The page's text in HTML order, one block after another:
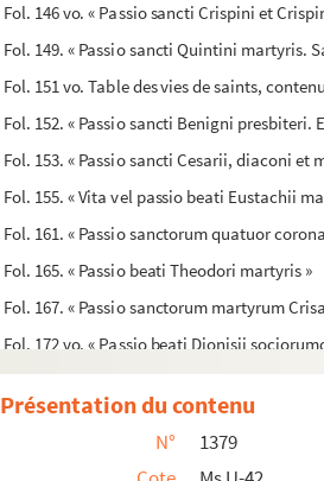
Fol. 146 vo. « Passio sancti Crispini et
Fol. 149. « Passio sancti Quintini martyris.
Fol. 151 vo. Table des vies de saints,
Fol. 152. « Passio sancti Benigni
Fol. 153. « Passio sancti Cesarii, diaconi
Fol. 155. « Vita vel passio beati Eustachii
Fol. 161. « Passio sanctorum quatuor
Fol. 165. « Passio beati Theodori martyris »
Fol. 167. « Passio sanctorum martyrum
Fol. 172 vo. « Passio beati Dionisii
Fol. 175. « Passio beati Vincentii
Fol. 180. « Inventio sive translatio
Fol. 184. « Sermo sancti Augustini de
Présentation du contenu
N°
1379